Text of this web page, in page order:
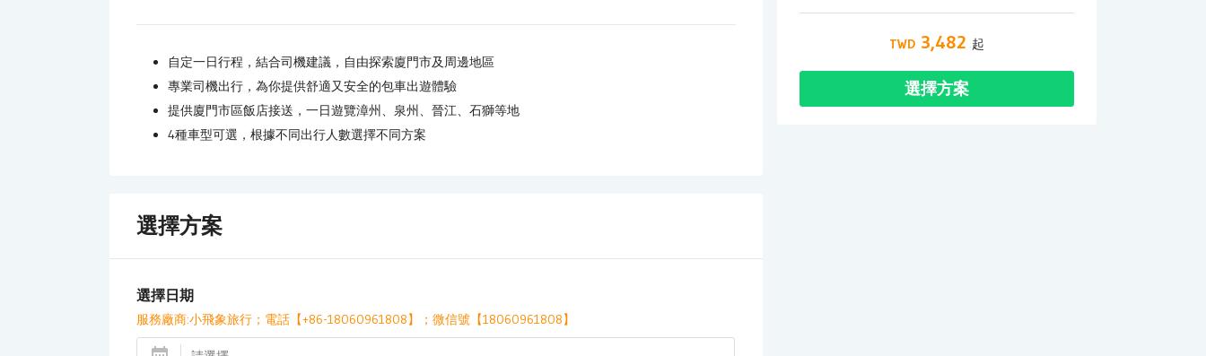
自定一日行程，結合司機建議，自由探索廈門市及周邊地區
專業司機出行，為你提供舒適又安全的包車出遊體驗
提供廈門市區飯店接送，一日遊覽漳州、泉州、晉江、石獅等地
4種車型可選，根據不同出行人數選擇不同方案
選擇方案
選擇日期
服務廠商:小飛象旅行；電話【+86-18060961808】；微信號【18060961808】
3,482
選擇方案